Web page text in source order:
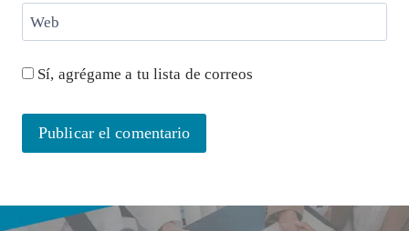
Web
Sí, agrégame a tu lista de correos